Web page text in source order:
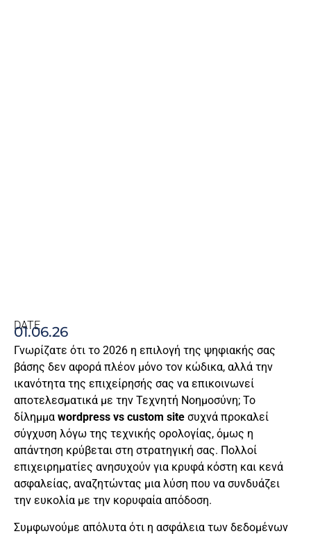
DATE
01.06.26
Γνωρίζατε ότι το 2026 η επιλογή της ψηφιακής σας
βάσης δεν αφορά πλέον μόνο τον κώδικα, αλλά την
ικανότητα της επιχείρησής σας να επικοινωνεί
αποτελεσματικά με την Τεχνητή Νοημοσύνη; Το
δίλημμα wordpress vs custom site συχνά προκαλεί
σύγχυση λόγω της τεχνικής ορολογίας, όμως η
απάντηση κρύβεται στη στρατηγική σας. Πολλοί
επιχειρηματίες ανησυχούν για κρυφά κόστη και κενά
ασφαλείας, αναζητώντας μια λύση που να συνδυάζει
την ευκολία με την κορυφαία απόδοση.
Συμφωνούμε απόλυτα ότι η ασφάλεια των δεδομένων